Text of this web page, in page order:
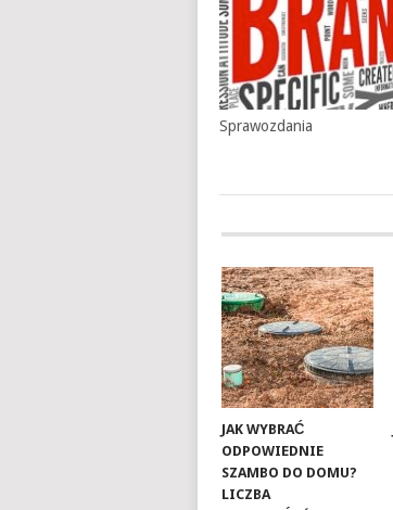
Sprawozdania
JAK WYBRAĆ
ODPOWIEDNIE
SZAMBO DO DOMU?
LICZBA